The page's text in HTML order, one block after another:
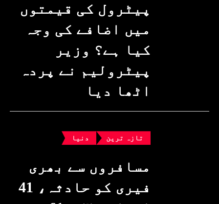
پیٹرول کی قیمتوں
میں اضافے کی وجہ
کیا ہے؟ وزیرِ
پیٹرولیم نے پردہ
اٹھا دیا
تازہ ترین دنیا
مسافروں سے بھری
فیری کو حادثہ، 41